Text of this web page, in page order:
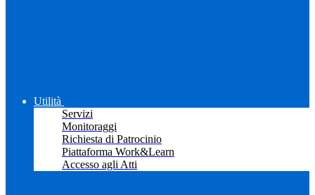
Utilità
Servizi
Monitoraggi
Richiesta di Patrocinio
Piattaforma Work&Learn
Accesso agli Atti